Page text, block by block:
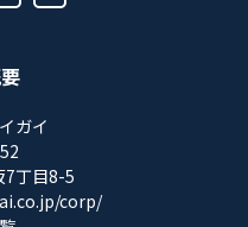
ガイ
7丁目8-5
corp/